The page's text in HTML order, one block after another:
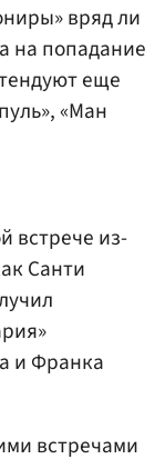
вряд ли
на попадание
еще
«Ман
встрече из-
Санти
и Франка
встречами